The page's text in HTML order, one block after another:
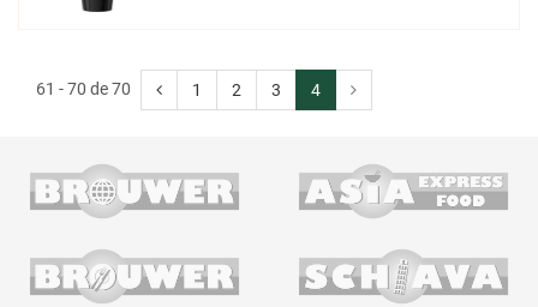
61 - 70 de 70 1 2 3 4